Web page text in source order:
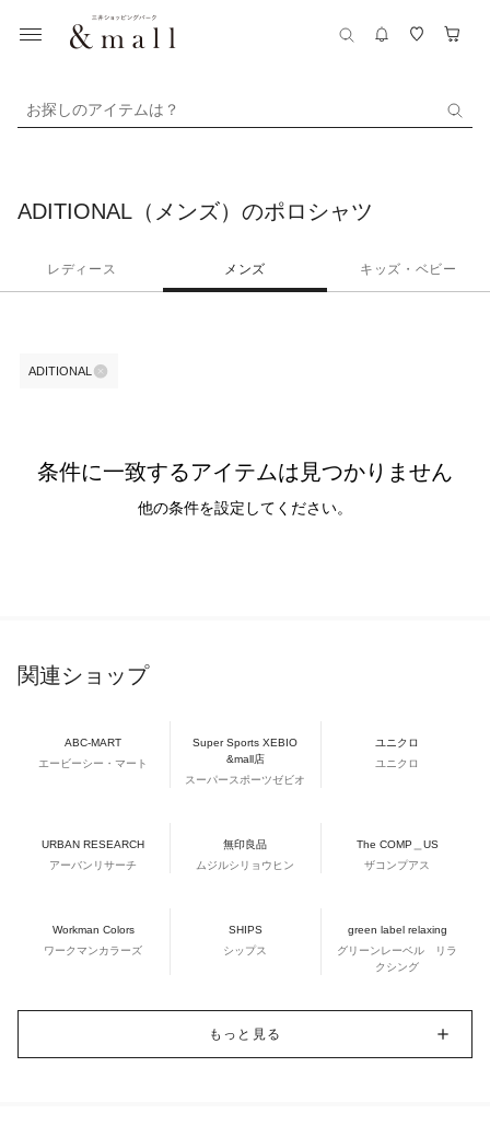
お探しのアイテムは？
ADITIONAL（メンズ）のポロシャツ
レディース メンズ キッズ・ベビー
ADITIONAL
条件に一致するアイテムは見つかりません
他の条件を設定してください。
関連ショップ
ABC-MART
エービーシー・マート
Super Sports XEBIO
&mall店
スーパースポーツゼビオ
ユニクロ
ユニクロ
URBAN RESEARCH
アーバンリサーチ
無印良品
ムジルシリョウヒン
The COMP＿US
ザコンプアス
Workman Colors
ワークマンカラーズ
SHIPS
シップス
green label relaxing
グリーンレーベル リラ
クシング
もっと見る